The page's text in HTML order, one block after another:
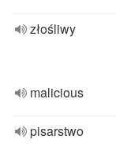
złośliwy
malicious
pisarstwo